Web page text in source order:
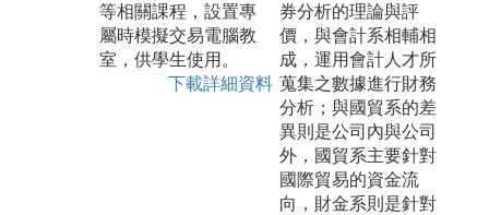
等相關課程，設置專
屬時模擬交易電腦教
室，供學生使用。
下載詳細資料
券分析的理論與評
價，與會計系相輔相
成，運用會計人才所
蒐集之數據進行財務
分析；與國貿系的差
異則是公司內與公司
外，國貿系主要針對
國際貿易的資金流
向，財金系則是針對